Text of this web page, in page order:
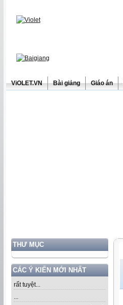
ViOLET.VN Bài giảng Giáo án
THƯ MỤC
CÁC Ý KIẾN MỚI NHẤT
rất tuyệt...
...